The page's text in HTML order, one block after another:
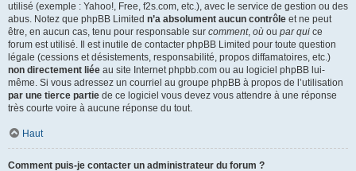
utilisé (exemple : Yahoo!, Free, f2s.com, etc.), avec le service de gestion ou des
abus. Notez que phpBB Limited n’a absolument aucun contrôle et ne peut
être, en aucun cas, tenu pour responsable sur comment, où ou par qui ce
forum est utilisé. Il est inutile de contacter phpBB Limited pour toute question
légale (cessions et désistements, responsabilité, propos diffamatoires, etc.)
non directement liée au site Internet phpbb.com ou au logiciel phpBB lui-
même. Si vous adressez un courriel au groupe phpBB à propos de l’utilisation
par une tierce partie de ce logiciel vous devez vous attendre à une réponse
très courte voire à aucune réponse du tout.
Haut
Comment puis-je contacter un administrateur du forum ?